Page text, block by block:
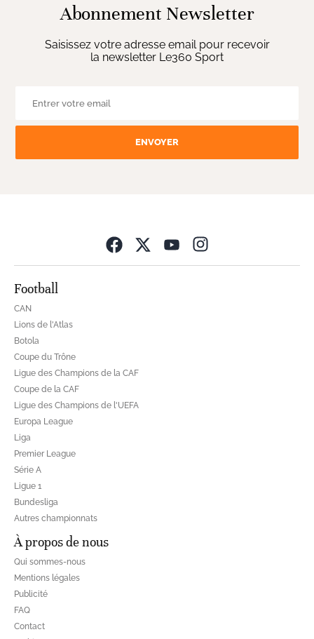
Abonnement Newsletter
Saisissez votre adresse email pour recevoir
la newsletter Le360 Sport
ENVOYER
Football
CAN
Lions de l'Atlas
Botola
Coupe du Trône
Ligue des Champions de la CAF
Coupe de la CAF
Ligue des Champions de l'UEFA
Europa League
Liga
Premier League
Série A
Ligue 1
Bundesliga
Autres championnats
À propos de nous
Qui sommes-nous
Mentions légales
Publicité
FAQ
Contact